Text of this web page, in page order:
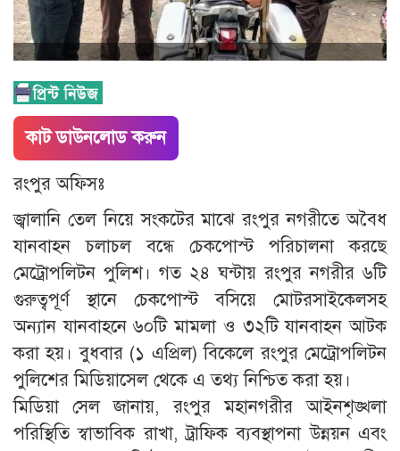
কাট ডাউনলোড করুন
রংপুর অফিসঃ
জ্বালানি তেল নিয়ে সংকটের মাঝে রংপুর নগরীতে অবৈধ
যানবাহন চলাচল বন্ধে চেকপোস্ট পরিচালনা করছে
মেট্রোপলিটন পুলিশ। গত ২৪ ঘন্টায় রংপুর নগরীর ৬টি
গুরুত্বপূর্ণ স্থানে চেকপোস্ট বসিয়ে মোটরসাইকেলসহ
অন্যান যানবাহনে ৬০টি মামলা ও ৩২টি যানবাহন আটক
করা হয়। বুধবার (১ এপ্রিল) বিকেলে রংপুর মেট্রোপলিটন
পুলিশের মিডিয়াসেল থেকে এ তথ্য নিশ্চিত করা হয়।
মিডিয়া সেল জানায়, রংপুর মহানগরীর আইনশৃঙ্খলা
পরিস্থিতি স্বাভাবিক রাখা, ট্রাফিক ব্যবস্থাপনা উন্নয়ন এবং